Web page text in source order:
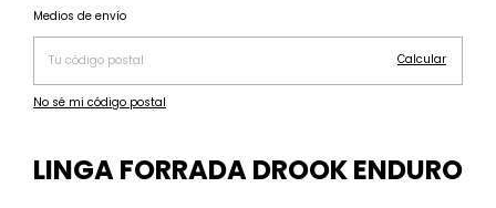
Entregas para el CP:
Medios de envío
Calcular
No sé mi código postal
LINGA FORRADA DROOK ENDURO